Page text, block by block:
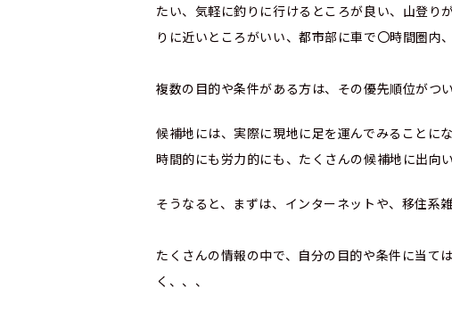
たい、気軽に釣りに行けるところが良い、山登り
りに近いところがいい、都市部に車で〇時間圏内、
複数の目的や条件がある方は、その優先順位がつ
候補地には、実際に現地に足を運んでみることに
時間的にも労力的にも、たくさんの候補地に出向
そうなると、まずは、インターネットや、移住系
たくさんの情報の中で、自分の目的や条件に当て
く、、、